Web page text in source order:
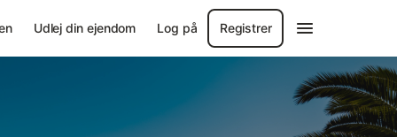
Udlej din ejendom Log på Registrer